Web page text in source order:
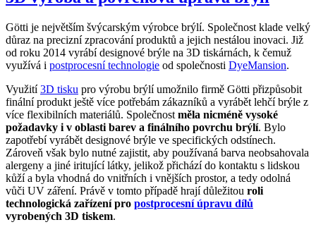
Götti je největším švýcarským výrobce brýlí. Společnost klade velký
důraz na precizní zpracování produktů a jejich nestálou inovaci. Již
od roku 2014 vyrábí designové brýle na 3D tiskárnách, k čemuž
využívá i postprocesní technologie od společnosti DyeMansion.
Využití3D tisku pro výrobu brýlí umožnilo firmě Götti přizpůsobit
finální produkt ještě více potřebám zákazníků a vyrábět lehčí brýle z
více flexibilních materiálů. Společnost měla nicméně vysoké
požadavky i v oblasti barev a finálního povrchu brýlí. Bylo
zapotřebí vyrábět designové brýle ve specifických odstínech.
Zároveň však bylo nutné zajistit, aby používaná barva neobsahovala
alergeny a jiné iritující látky, jelikož přichází do kontaktu s lidskou
kůží a byla vhodná do vnitřních i vnějších prostor, a tedy odolná
vůči UV záření. Právě v tomto případě hrají důležitou roli
technologická zařízení pro postprocesní úpravu dílů
vyrobených 3D tiskem.